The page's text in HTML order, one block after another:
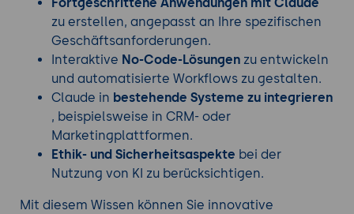
Noch nicht das Richtige? DieseDigitale
Transformation Seminarebringen Sie weiter.
Fortgeschrittene Anwendungen mit Claude
zu erstellen, angepasst an Ihre spezifischen
Geschäftsanforderungen.
Interaktive No-Code-Lösungenzu entwickeln
und automatisierte Workflows zu gestalten.
Claude in bestehende Systeme zu integrieren
, beispielsweise in CRM- oder
Marketingplattformen.
Ethik- und Sicherheitsaspekte bei der
Nutzung von KI zu berücksichtigen.
Mit diesem Wissen können Sie innovative